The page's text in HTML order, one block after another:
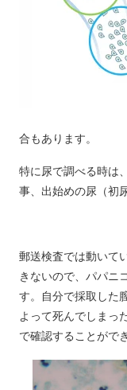
合もあります。
特に尿で調べる時は
事、出始めの尿（初
郵送検査では動いて
きないので、パパニ
す。自分で採取した
よって死んでしまっ
で確認することがで